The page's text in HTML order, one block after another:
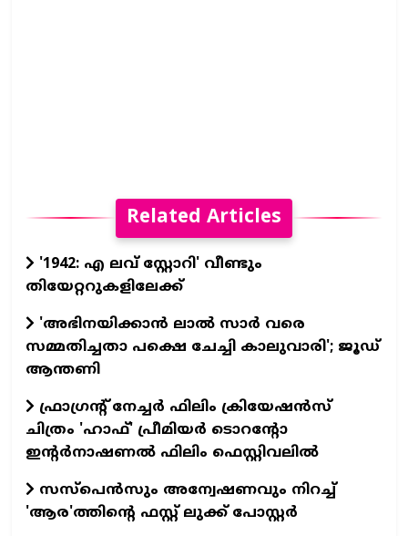
Related Articles
'1942: എ ലവ് സ്റ്റോറി' വീണ്ടും
തിയേറ്ററുകളിലേക്ക്
'അഭിനയിക്കാന്‍ ലാല്‍ സാര്‍ വരെ
സമ്മതിച്ചതാ പക്ഷെ ചേച്ചി കാലുവാരി'; ജൂഡ്
ആന്തണി
ഫ്രാഗ്രന്റ് നേച്ചര്‍ ഫിലിം ക്രിയേഷന്‍സ്
ചിത്രം 'ഹാഫ്' പ്രീമിയര്‍ ടൊറന്റോ
ഇന്റര്‍നാഷണല്‍ ഫിലിം ഫെസ്റ്റിവലില്‍
സസ്പെന്‍സും അന്വേഷണവും നിറച്ച്
'ആര'ത്തിന്റെ ഫസ്റ്റ് ലുക്ക് പോസ്റ്റര്‍